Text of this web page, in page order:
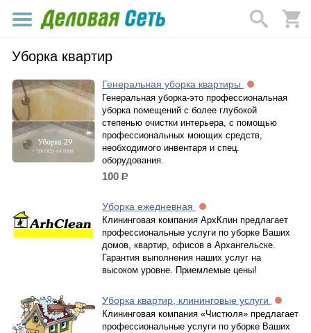
Уборка квартир
Генеральная уборка квартиры
Генеральная уборка-это профессиональная
уборка помещений с более глубокой
степенью очистки интерьера, с помощью
профессиональных моющих средств,
необходимого инвентаря и спец.
оборудования.
100 р.
Уборка ежедневная
Клининговая компания АрхКлин предлагает
профессиональные услуги по уборке Ваших
домов, квартир, офисов в Архангельске.
Гарантия выполнения наших услуг на
высоком уровне. Приемлемые цены!
Уборка квартир, клининговые услуги
Клининговая компания «Чистюля» предлагает
профессиональные услуги по уборке Ваших